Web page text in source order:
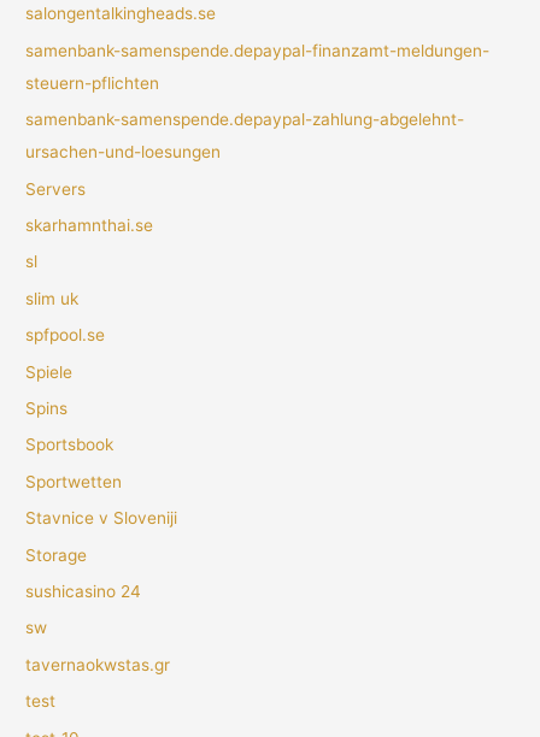
salongentalkingheads.se
samenbank-samenspende.depaypal-finanzamt-meldungen-
steuern-pflichten
samenbank-samenspende.depaypal-zahlung-abgelehnt-
ursachen-und-loesungen
Servers
skarhamnthai.se
sl
slim uk
spfpool.se
Spiele
Spins
Sportsbook
Sportwetten
Stavnice v Sloveniji
Storage
sushicasino 24
sw
tavernaokwstas.gr
test